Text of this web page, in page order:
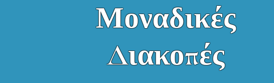
Μοναδικές
Διακοπές